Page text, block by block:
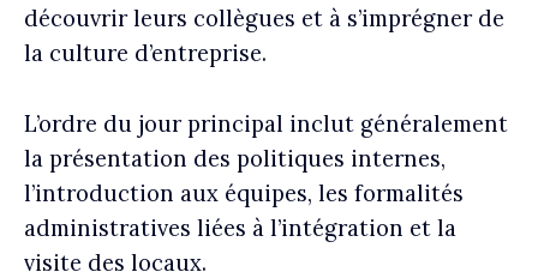
découvrir leurs collègues et à s’imprégner de
la culture d’entreprise.
L’ordre du jour principal inclut généralement
la présentation des politiques internes,
l’introduction aux équipes, les formalités
administratives liées à l’intégration et la
visite des locaux.